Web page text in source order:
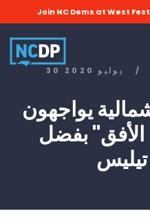
Join NC Dems at West
30 يوليو 2020 /
يواجهون
الأفق" بفضل